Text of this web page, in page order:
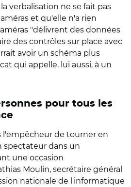
verbalisation ne se fait pas
et qu'elle n'a rien
"délivrent des données
des contrôles sur place avec
avoir un schéma plus
qui appelle, lui aussi, à un
pour tous les
l'empêcheur de tourner en
spectateur dans un
une occasion
Moulin, secrétaire général
nationale de l'informatique